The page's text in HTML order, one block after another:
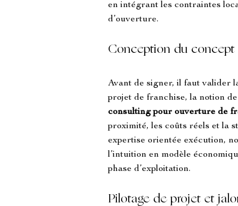
en intégrant les contraintes
d’ouverture.
Conception du
Avant de signer, il faut valider
projet de franchise, la notion de
consulting pour ouverture de
proximité, les coûts réels et la
expertise orientée exécution,
l’intuition en modèle
phase d’exploitation.
Pilotage de projet et